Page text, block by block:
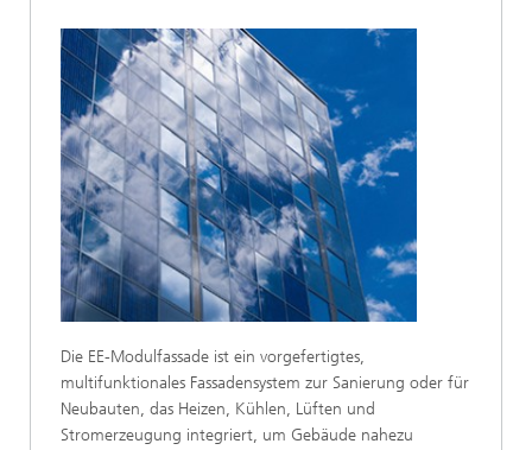
Die EE-Modulfassade ist ein vorgefertigtes,
multifunktionales Fassadensystem zur Sanierung oder für
Neubauten, das Heizen, Kühlen, Lüften und
Stromerzeugung integriert, um Gebäude nahezu